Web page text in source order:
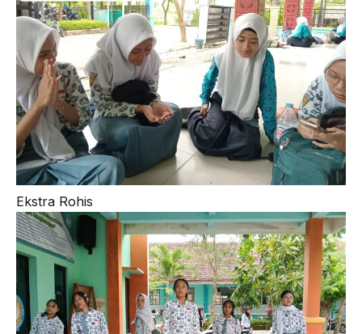
Ekstra Rohis